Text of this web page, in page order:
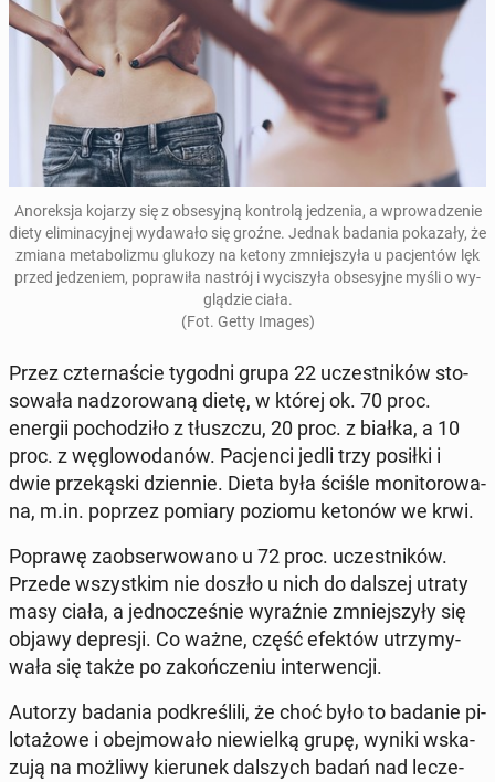
Ano­rek­sja kojarzy się z ob­se­syj­ną kon­tro­lą je­dze­nia, a wpro­wa­dze­nie
diety eli­mi­na­cyj­nej wy­da­wa­ło się groźne. Jednak badania po­ka­za­ły, że
zmiana me­ta­bo­li­zmu glukozy na ketony zmniej­szy­ła u pa­cjen­tów lęk
przed je­dze­niem, po­pra­wi­ła nastrój i wy­ci­szy­ła ob­se­syj­ne myśli o wy­
glą­dzie ciała.
(Fot. Getty Images)
Przez czter­na­ście tygodni grupa 22 uczest­ni­ków sto­
so­wa­ła nad­zo­ro­wa­ną dietę, w której ok. 70 proc.
energii po­cho­dzi­ło z tłusz­czu, 20 proc. z białka, a 10
proc. z wę­glo­wo­da­nów. Pa­cjen­ci jedli trzy posiłki i
dwie prze­ką­ski dzien­nie. Dieta była ściśle mo­ni­to­ro­wa­
na, m.in. poprzez pomiary poziomu ketonów we krwi.
Poprawę za­ob­ser­wo­wa­no u 72 proc. uczest­ni­ków.
Przede wszyst­kim nie doszło u nich do dalszej utraty
masy ciała, a jed­no­cze­śnie wy­raź­nie zmniej­szy­ły się
objawy de­pre­sji. Co ważne, część efektów utrzy­my­
wa­ła się także po za­koń­cze­niu in­ter­wen­cji.
Autorzy badania pod­kre­śli­li, że choć było to badanie pi­
lo­ta­żo­we i obej­mo­wa­ło nie­wiel­ką grupę, wyniki wska­
zu­ją na możliwy kie­ru­nek dal­szych badań nad le­cze­